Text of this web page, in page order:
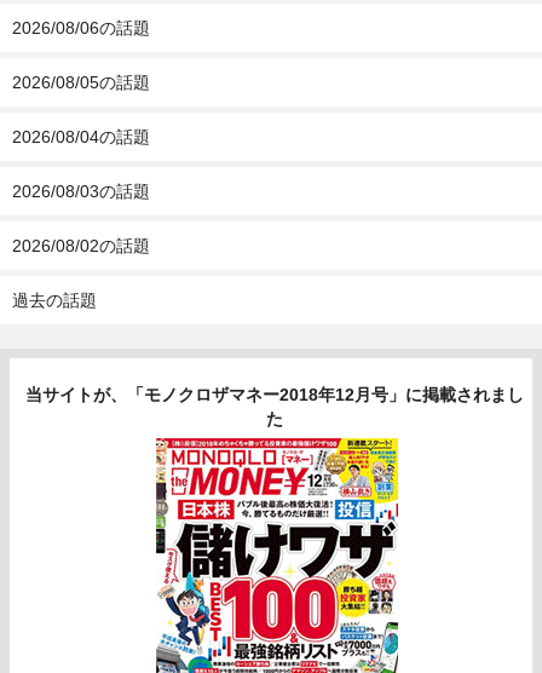
2026/08/06の話題
2026/08/05の話題
2026/08/04の話題
2026/08/03の話題
2026/08/02の話題
過去の話題
当サイトが、「モノクロザマネー2018年12月号」に掲載されまし
た